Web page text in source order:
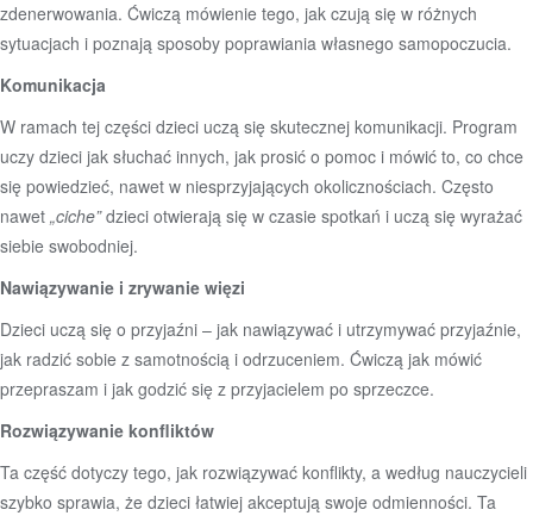
zdenerwowania. Ćwiczą mówienie tego, jak czują się w różnych
sytuacjach i poznają sposoby poprawiania własnego samopoczucia.
Komunikacja
W ramach tej części dzieci uczą się skutecznej komunikacji. Program
uczy dzieci jak słuchać innych, jak prosić o pomoc i mówić to, co chce
się powiedzieć, nawet w niesprzyjających okolicznościach. Często
nawet „ciche”dzieci otwierają się w czasie spotkań i uczą się wyrażać
siebie swobodniej.
Nawiązywanie i zrywanie więzi
Dzieci uczą się o przyjaźni – jak nawiązywać i utrzymywać przyjaźnie,
jak radzić sobie z samotnością i odrzuceniem. Ćwiczą jak mówić
przepraszam i jak godzić się z przyjacielem po sprzeczce.
Rozwiązywanie konfliktów
Ta część dotyczy tego, jak rozwiązywać konflikty, a według nauczycieli
szybko sprawia, że dzieci łatwiej akceptują swoje odmienności. Ta